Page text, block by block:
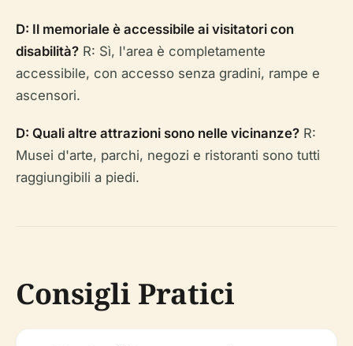
D: Il memoriale è accessibile ai visitatori con
disabilità? R: Sì, l'area è completamente
accessibile, con accesso senza gradini, rampe e
ascensori.
D: Quali altre attrazioni sono nelle vicinanze? R:
Musei d'arte, parchi, negozi e ristoranti sono tutti
raggiungibili a piedi.
Consigli Pratici